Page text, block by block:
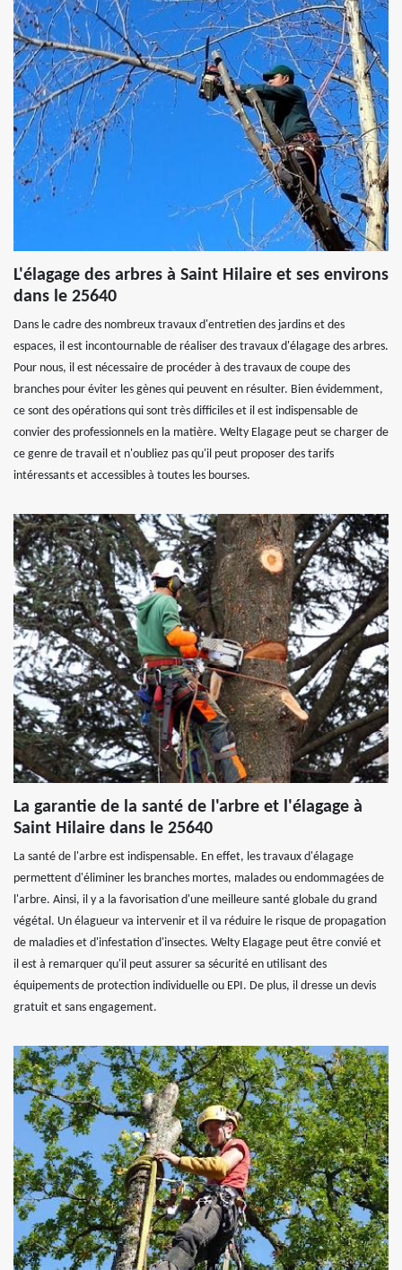
L'élagage des arbres à Saint Hilaire et ses environs
dans le 25640
Dans le cadre des nombreux travaux d'entretien des jardins et des
espaces, il est incontournable de réaliser des travaux d'élagage des arbres.
Pour nous, il est nécessaire de procéder à des travaux de coupe des
branches pour éviter les gènes qui peuvent en résulter. Bien évidemment,
ce sont des opérations qui sont très difficiles et il est indispensable de
convier des professionnels en la matière. Welty Elagage peut se charger de
ce genre de travail et n'oubliez pas qu'il peut proposer des tarifs
intéressants et accessibles à toutes les bourses.
La garantie de la santé de l'arbre et l'élagage à
Saint Hilaire dans le 25640
La santé de l'arbre est indispensable. En effet, les travaux d'élagage
permettent d'éliminer les branches mortes, malades ou endommagées de
l'arbre. Ainsi, il y a la favorisation d'une meilleure santé globale du grand
végétal. Un élagueur va intervenir et il va réduire le risque de propagation
de maladies et d'infestation d'insectes. Welty Elagage peut être convié et
il est à remarquer qu'il peut assurer sa sécurité en utilisant des
équipements de protection individuelle ou EPI. De plus, il dresse un devis
gratuit et sans engagement.